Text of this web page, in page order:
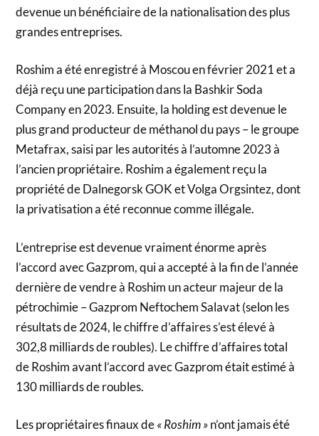
devenue un bénéficiaire de la nationalisation des plus
grandes entreprises.
Roshim a été enregistré à Moscou en février 2021 et a
déjà reçu une participation dans la Bashkir Soda
Company en 2023. Ensuite, la holding est devenue le
plus grand producteur de méthanol du pays – le groupe
Metafrax, saisi par les autorités à l’automne 2023 à
l’ancien propriétaire. Roshim a également reçu la
propriété de Dalnegorsk GOK et Volga Orgsintez, dont
la privatisation a été reconnue comme illégale.
L’entreprise est devenue vraiment énorme après
l’accord avec Gazprom, qui a accepté à la fin de l’année
dernière de vendre à Roshim un acteur majeur de la
pétrochimie – Gazprom Neftochem Salavat (selon les
résultats de 2024, le chiffre d’affaires s’est élevé à
302,8 milliards de roubles). Le chiffre d’affaires total
de Roshim avant l’accord avec Gazprom était estimé à
130 milliards de roubles.
Les propriétaires finaux de« Roshim »n’ont jamais été